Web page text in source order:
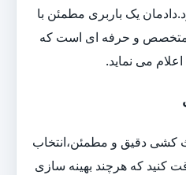
یک باربری مطمئن با
متخصص و حرفه ای است که
می نماید.
کشی دقیق و مطمئن،انتخاب
کنید که هرچند بهینه سازی